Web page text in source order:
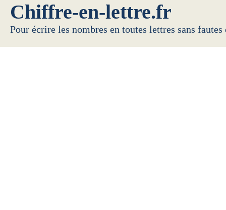
Chiffre-en-lettre.fr
Pour écrire les nombres en toutes lettres sans